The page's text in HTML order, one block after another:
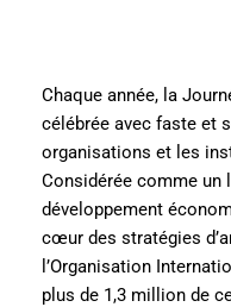
Chaque année, la
célébrée avec faste et
organisations et les
Considérée comme un
développement
cœur des stratégies
l’Organisation
plus de 1,3 million de